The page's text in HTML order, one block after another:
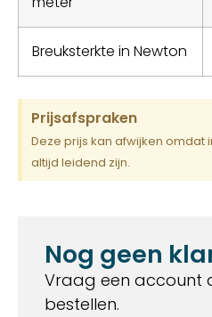
Breuksterkte in Newton
Prijsafspraken
Deze prijs kan afwijken omdat
altijd leidend zijn.
Nog geen
Vraag een account
bestellen.